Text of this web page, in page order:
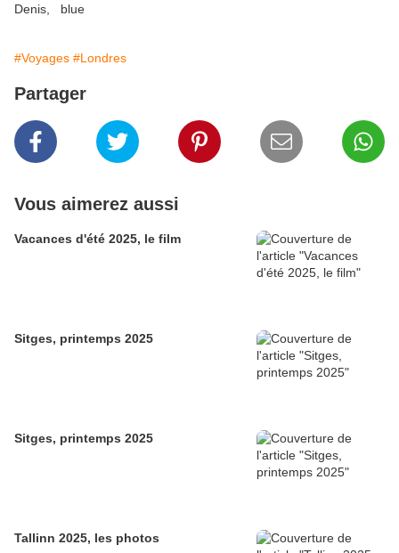
Denis, blue
#Voyages #Londres
Partager
Vous aimerez aussi
Vacances d'été 2025, le film
Sitges, printemps 2025
Sitges, printemps 2025
Tallinn 2025, les photos